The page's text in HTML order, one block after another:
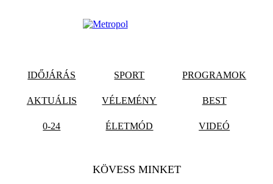
IDŐJÁRÁS SPORT PROGRAMOK
AKTUÁLIS VÉLEMÉNY BEST
0-24 ÉLETMÓD VIDEÓ
KÖVESS MINKET